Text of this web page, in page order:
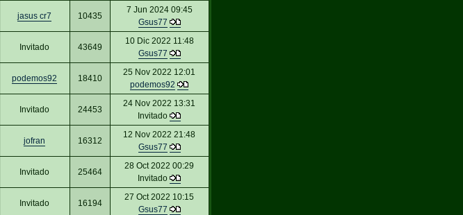
jasus cr7 10435
7 Jun 2024 09:45
Gsus77
Invitado 43649
10 Dic 2022 11:48
Gsus77
podemos92 18410
25 Nov 2022 12:01
podemos92
Invitado 24453
24 Nov 2022 13:31
Invitado
jofran 16312
12 Nov 2022 21:48
Gsus77
Invitado 25464
28 Oct 2022 00:29
Invitado
Invitado 16194
27 Oct 2022 10:15
Gsus77